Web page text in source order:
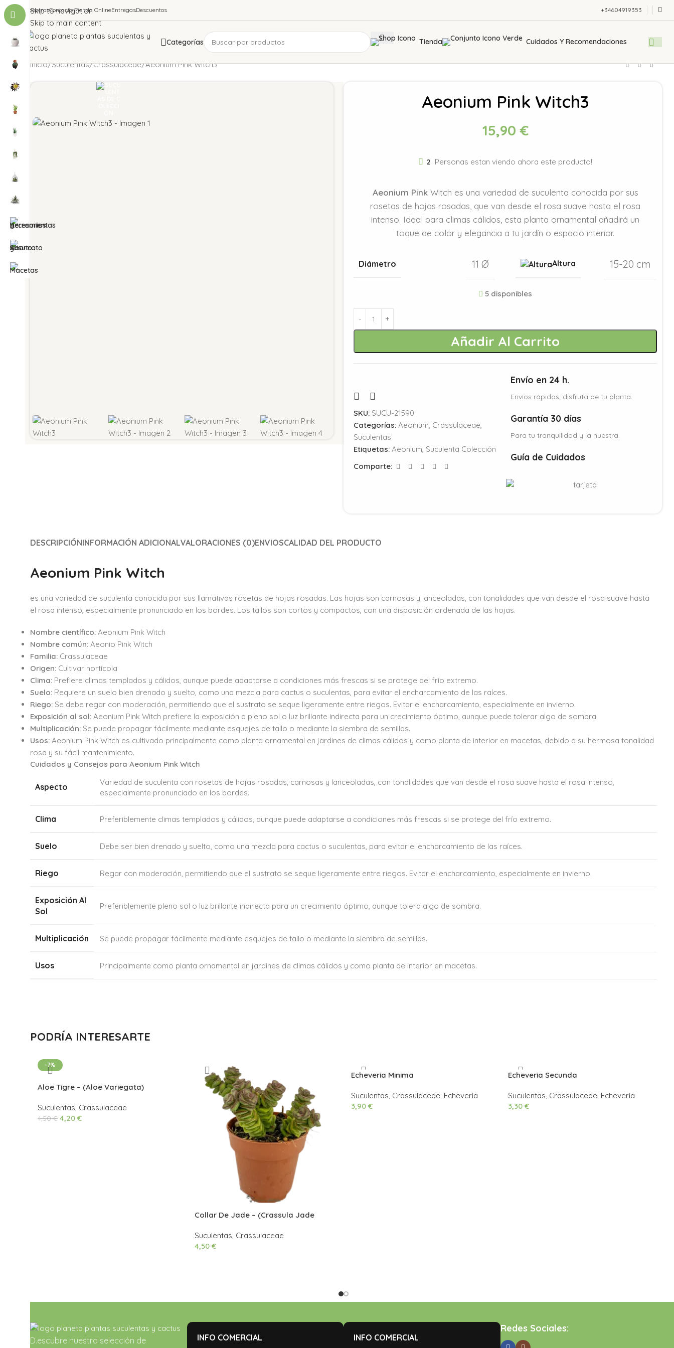
Skip to navigation
Skip to main content
NosotrosContacto Tienda OnlineEntregasDescuentos +34604919353
Categorías Tienda Cuidados Y Recomendaciones
Inicio Suculentas Crassulaceae Aeonium Pink Witch3
Aeonium Pink Witch3
15,90€
2 Personas estan viendo ahora este producto!
Aeonium PinkWitch es una variedad de suculenta conocida por sus
rosetas de hojas rosadas, que van desde el rosa suave hasta el rosa
intenso. Ideal para climas cálidos, esta planta ornamental añadirá un
toque de color y elegancia a tu jardín o espacio interior.
Diámetro 11 Ø Altura 15-20 cm
5 disponibles
Añadir Al Carrito
SKU: SUCU-21590
Categorías: Aeonium Crassulaceae
Suculentas
Etiquetas: Aeonium Suculenta Colección
Comparte:
Envío en 24 h.
Envíos rápidos, disfruta de tu planta.
Garantía 30 días
Para tu tranquilidad y la nuestra.
Guía de Cuidados
DESCRIPCIÓNINFORMACIÓN ADICIONALVALORACIONES (0)ENVIOSCALIDAD DEL PRODUCTO
Aeonium Pink Witch
es una variedad de suculenta conocida por sus llamativas rosetas de hojas rosadas. Las hojas son carnosas y lanceoladas, con tonalidades que van desde el rosa suave hasta
el rosa intenso, especialmente pronunciado en los bordes. Los tallos son cortos y compactos, con una disposición ordenada de las hojas.
Nombre científico: Aeonium Pink Witch
Nombre común: Aeonio Pink Witch
Familia: Crassulaceae
Origen: Cultivar hortícola
Clima: Prefiere climas templados y cálidos, aunque puede adaptarse a condiciones más frescas si se protege del frío extremo.
Suelo: Requiere un suelo bien drenado y suelto, como una mezcla para cactus o suculentas, para evitar el encharcamiento de las raíces.
Riego: Se debe regar con moderación, permitiendo que el sustrato se seque ligeramente entre riegos. Evitar el encharcamiento, especialmente en invierno.
Exposición al sol: Aeonium Pink Witch prefiere la exposición a pleno sol o luz brillante indirecta para un crecimiento óptimo, aunque puede tolerar algo de sombra.
Multiplicación: Se puede propagar fácilmente mediante esquejes de tallo o mediante la siembra de semillas.
Usos: Aeonium Pink Witch es cultivado principalmente como planta ornamental en jardines de climas cálidos y como planta de interior en macetas, debido a su hermosa tonalidad
rosa y su fácil mantenimiento.
Cuidados y Consejos para Aeonium Pink Witch
Aspecto
Variedad de suculenta con rosetas de hojas rosadas, carnosas y lanceoladas, con tonalidades que van desde el rosa suave hasta el rosa intenso,
especialmente pronunciado en los bordes.
Clima Preferiblemente climas templados y cálidos, aunque puede adaptarse a condiciones más frescas si se protege del frío extremo.
Suelo Debe ser bien drenado y suelto, como una mezcla para cactus o suculentas, para evitar el encharcamiento de las raíces.
Riego Regar con moderación, permitiendo que el sustrato se seque ligeramente entre riegos. Evitar el encharcamiento, especialmente en invierno.
Exposición Al
Sol
Preferiblemente pleno sol o luz brillante indirecta para un crecimiento óptimo, aunque tolera algo de sombra.
Multiplicación Se puede propagar fácilmente mediante esquejes de tallo o mediante la siembra de semillas.
Usos Principalmente como planta ornamental en jardines de climas cálidos y como planta de interior en macetas.
PODRÍA INTERESARTE
-7%
Aloe Tigre – (Aloe Variegata)
Suculentas Crassulaceae
4,50€ 4,20 €
Collar De Jade – (Crassula Jade
Suculentas Crassulaceae
4,50 €
Echeveria Minima
Suculentas Crassulaceae Echeveria
3,90 €
Echeveria Secunda
Suculentas Crassulaceae Echeveria
3,30 €
D.escubre nuestra selección de
INFO COMERCIAL INFO COMERCIAL
Redes Sociales: